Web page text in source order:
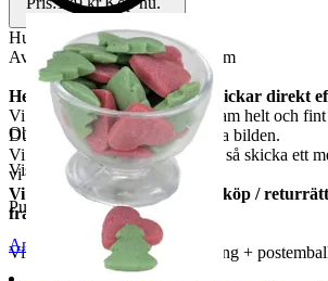
Hunden Adde
Av stenkeramik. Höjd c:a 40 mm
Helt nya och oanvända. Vi skickar direkt
Vi garanterar att allt kommer fram helt och
Du får varan som finns på första bilden.
Vi har många, behöver du flera så skicka ett
vi annonsen.
Vi har alltid 14 dagars öppet köp /
frakter.
Vikt ca 20 gram med förpackning +
Objektnr 735 368 282
Visningar 45
Publicerad
7 jun 21:11
Anmäl Sälj liknande